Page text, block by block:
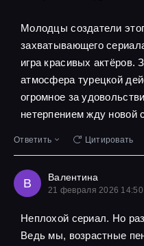
Молодцы создатели
захватывающего
игра красивых актёров.
атмосфера турецкой
огромное за
нетерпением жду новой
Ответить Цитировать
В Валентина
21 февраля 2026 14:50
Неплохой сериал. Но
Ведь мы, возрастные